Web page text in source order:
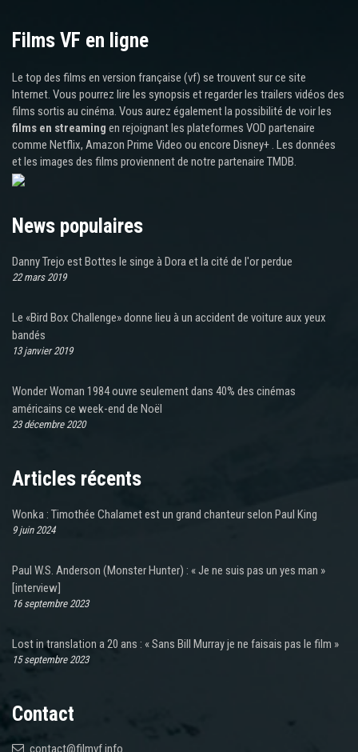
Films VF en ligne
Le top des films en version française (vf) se trouvent sur ce site
Internet. Vous pourrez lire les synopsis et regarder les trailers vidéos des
films sortis au cinéma. Vous aurez également la possibilité de voir les
films en streaming en rejoignant les plateformes VOD partenaire
comme Netflix, Amazon Prime Video ou encore Disney+ . Les données
et les images des films proviennent de notre partenaire TMDB.
News populaires
Danny Trejo est Bottes le singe à Dora et la cité de l'or perdue
22 mars 2019
Le «Bird Box Challenge» donne lieu à un accident de voiture aux yeux
bandés
13 janvier 2019
Wonder Woman 1984 ouvre seulement dans 40% des cinémas
américains ce week-end de Noël
23 décembre 2020
Articles récents
Wonka : Timothée Chalamet est un grand chanteur selon Paul King
9 juin 2024
Paul W.S. Anderson (Monster Hunter) : « Je ne suis pas un yes man »
[interview]
16 septembre 2023
Lost in translation a 20 ans : « Sans Bill Murray je ne faisais pas le film »
15 septembre 2023
Contact